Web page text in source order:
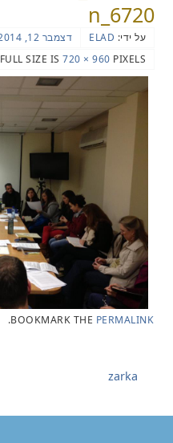
6720_n
על ידי: ELAD
דצמבר 12, 2014
FULL SIZE IS
960 × 720 PIXELS
BOOKMARK THE PERMALINK
.
zarka